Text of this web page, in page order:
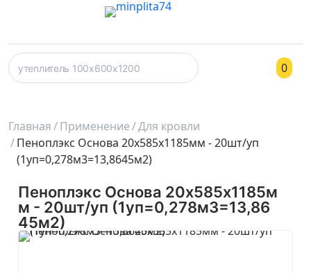
0
Главная Применение Для кровли
Пеноплэкс Основа 20х585х1185мм - 20шт/уп
(1уп=0,278м3=13,8645м2)
Пеноплэкс Основа 20х585х1185м
м - 20шт/уп (1уп=0,278м3=13,86
45м2)